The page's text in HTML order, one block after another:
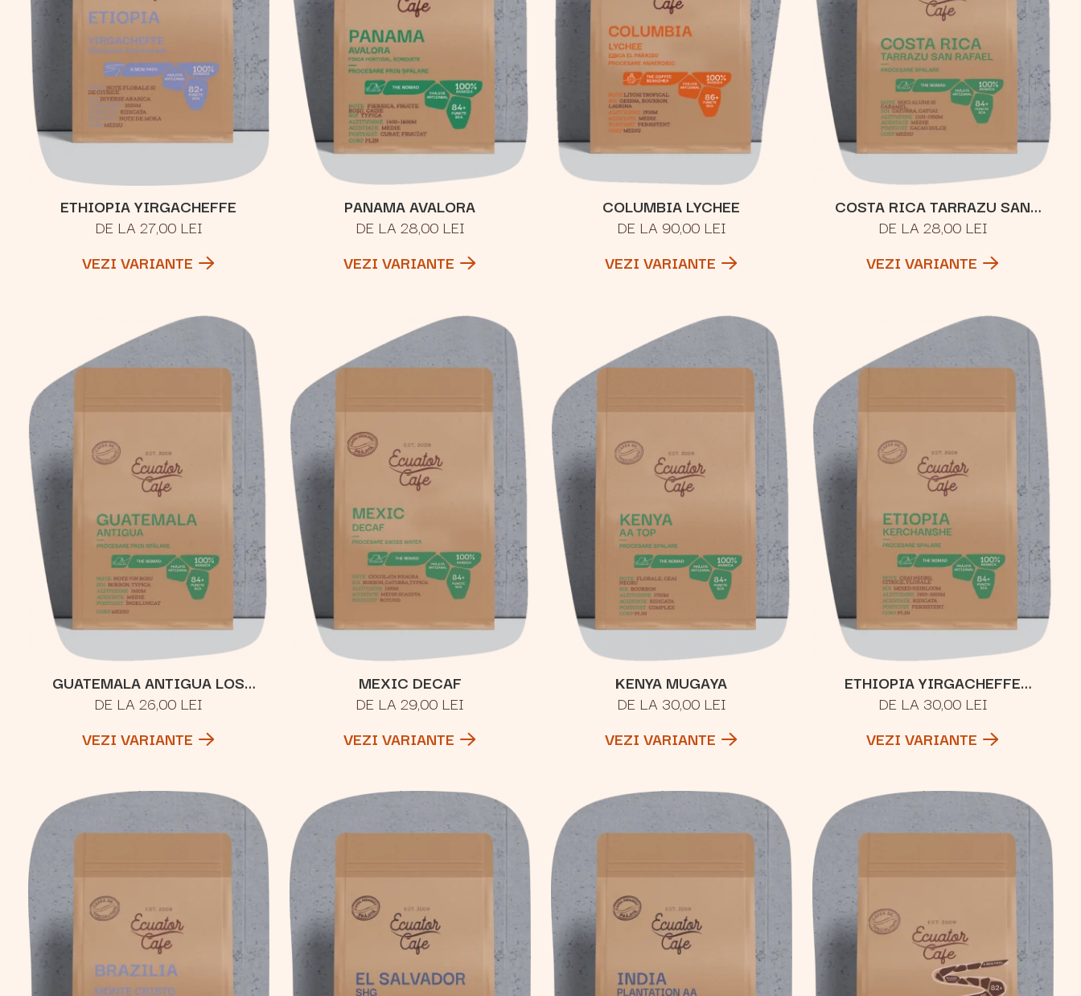
ETHIOPIA YIRGACHEFFE
DE LA 27,00 LEI
VEZI VARIANTE
PANAMA AVALORA
DE LA 28,00 LEI
VEZI VARIANTE
COLUMBIA LYCHEE
DE LA 90,00 LEI
VEZI VARIANTE
COSTA RICA TARRAZU SAN
RAFAEL
DE LA 28,00 LEI
VEZI VARIANTE
GUATEMALA ANTIGUA LOS
VOLCANES
DE LA 26,00 LEI
VEZI VARIANTE
MEXIC DECAF
DE LA 29,00 LEI
VEZI VARIANTE
KENYA MUGAYA
DE LA 30,00 LEI
VEZI VARIANTE
ETHIOPIA YIRGACHEFFE
KERCHANSHE
DE LA 30,00 LEI
VEZI VARIANTE